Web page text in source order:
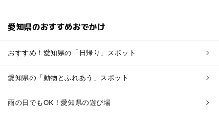
愛知県のおすすめおでかけ
おすすめ！愛知県の「日帰り」スポット
愛知県の「動物とふれあう」スポット
雨の日でもOK！愛知県の遊び場